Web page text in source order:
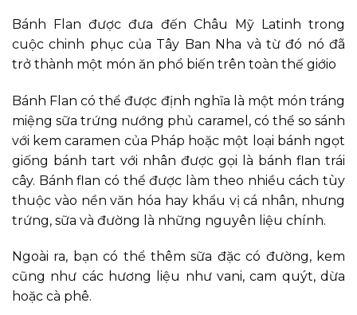
Bánh Flan được đưa đến Châu Mỹ Latinh trong
cuộc chinh phục của Tây Ban Nha và từ đó nó đã
trở thành một món ăn phổ biến trên toàn thế giớio
Bánh Flan có thể được định nghĩa là một món tráng
miệng sữa trứng nướng phủ caramel, có thể so sánh
với kem caramen của Pháp hoặc một loại bánh ngọt
giống bánh tart với nhân được gọi là bánh flan trái
cây. Bánh flan có thể được làm theo nhiều cách tùy
thuộc vào nền văn hóa hay khẩu vị cá nhân, nhưng
trứng, sữa và đường là những nguyên liệu chính.
Ngoài ra, bạn có thể thêm sữa đặc có đường, kem
cũng như các hương liệu như vani, cam quýt, dừa
hoặc cà phê.